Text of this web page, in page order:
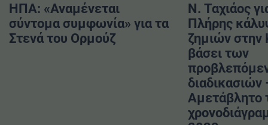
ΗΠΑ: «Αναμένεται
σύντομα συμφωνία» για τα
Στενά του Ορμούζ
Ν. Ταχιάος
Πλήρης
ζημιών στην
βάσει των
διαδικασιών
Αμετάβλητο